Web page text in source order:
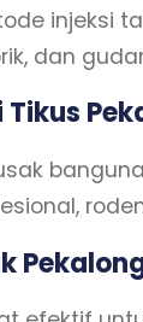
injeksi
dan